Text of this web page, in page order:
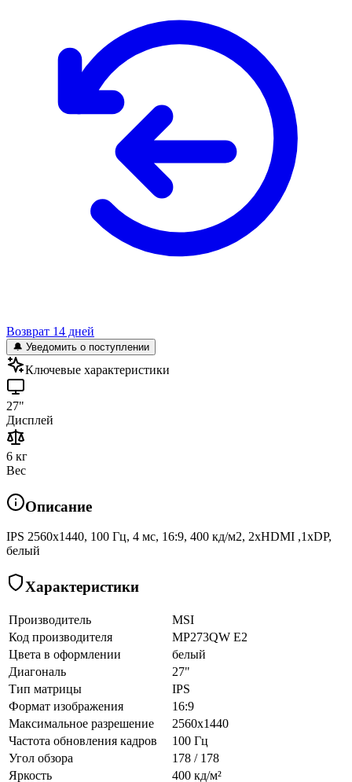
Возврат 14 дней
🔔 Уведомить о поступлении
Ключевые характеристики
27"
Дисплей
6 кг
Вес
Описание
IPS 2560x1440, 100 Гц, 4 мс, 16:9, 400 кд/м2, 2xHDMI ,1xDP,
белый
Характеристики
Производитель
MSI
Код производителя
MP273QW E2
Цвета в оформлении
белый
Диагональ
27"
Тип матрицы
IPS
Формат изображения
16:9
Максимальное разрешение
2560x1440
Частота обновления кадров
100 Гц
Угол обзора
178 / 178
Яркость
400 кд/м²